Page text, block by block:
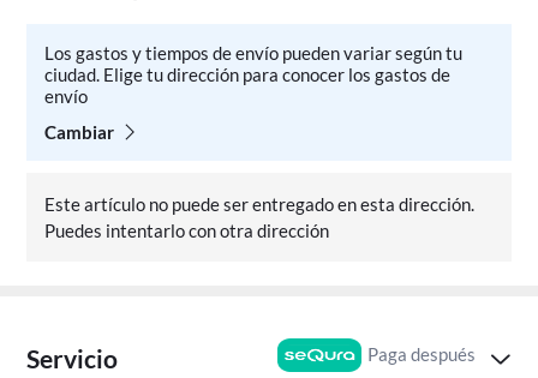
Los gastos y tiempos de envío pueden variar según tu
ciudad. Elige tu dirección para conocer los gastos de
envío
Cambiar
Este artículo no puede ser entregado en esta dirección.
Puedes intentarlo con otra dirección
Servicio Paga después